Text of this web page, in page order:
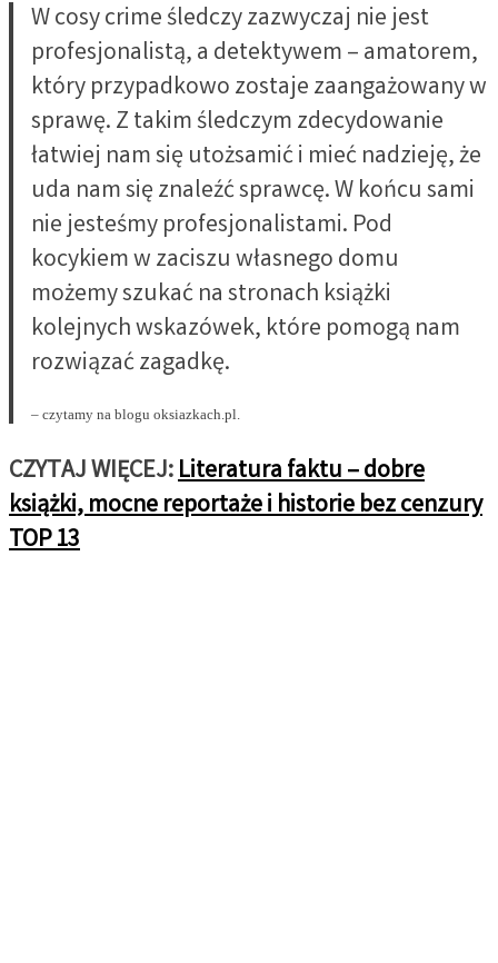
W cosy crime śledczy zazwyczaj nie jest
profesjonalistą, a detektywem – amatorem,
który przypadkowo zostaje zaangażowany w
sprawę. Z takim śledczym zdecydowanie
łatwiej nam się utożsamić i mieć nadzieję, że
uda nam się znaleźć sprawcę. W końcu sami
nie jesteśmy profesjonalistami. Pod
kocykiem w zaciszu własnego domu
możemy szukać na stronach książki
kolejnych wskazówek, które pomogą nam
rozwiązać zagadkę.
– czytamy na blogu oksiazkach.pl.
CZYTAJ WIĘCEJ:Literatura faktu – dobre
książki, mocne reportaże i historie bez cenzury
TOP 13